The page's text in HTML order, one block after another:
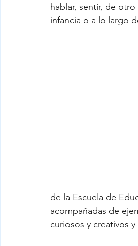
hablar, sentir, de
infancia o a lo largo
de la Escuela de
acompañadas de
curiosos y creativos